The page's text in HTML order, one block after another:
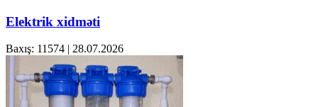
Elektrik xidməti
Baxış: 11574 | 28.07.2026